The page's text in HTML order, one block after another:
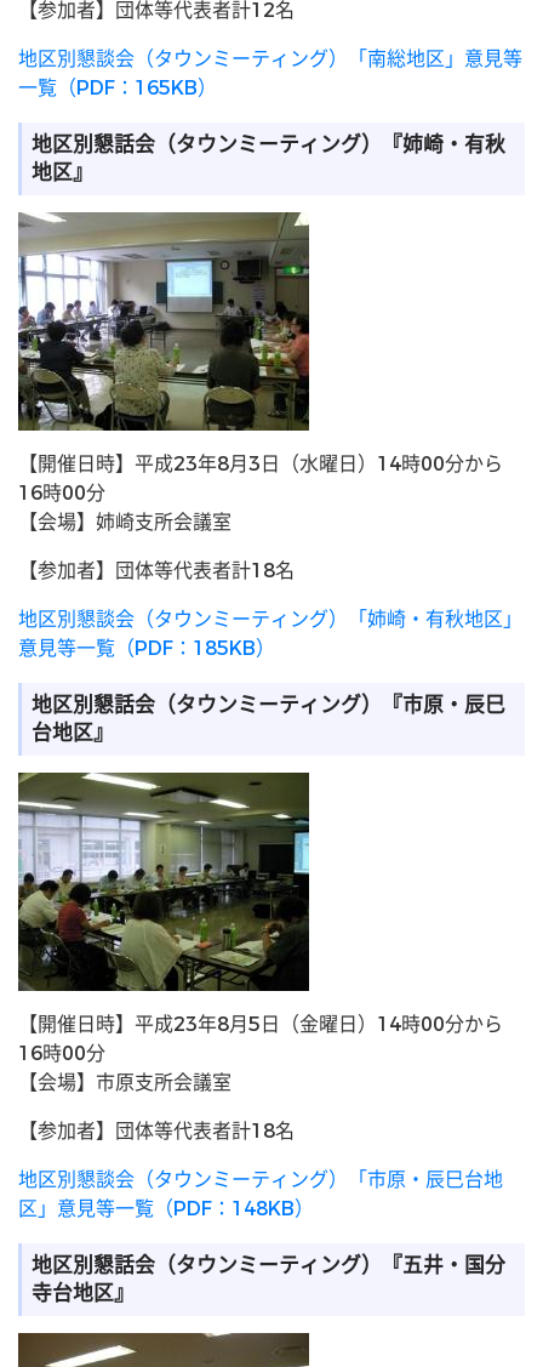
【参加者】団体等代表者計12名
地区別懇談会（タウンミーティング）「南総地区」意見等
一覧（PDF：165KB）
地区別懇話会（タウンミーティング）『姉崎・有秋
地区』
【開催日時】平成23年8月3日（水曜日）14時00分から
16時00分
【会場】姉崎支所会議室
【参加者】団体等代表者計18名
地区別懇談会（タウンミーティング）「姉崎・有秋地区」
意見等一覧（PDF：185KB）
地区別懇話会（タウンミーティング）『市原・辰巳
台地区』
【開催日時】平成23年8月5日（金曜日）14時00分から
16時00分
【会場】市原支所会議室
【参加者】団体等代表者計18名
地区別懇談会（タウンミーティング）「市原・辰巳台地
区」意見等一覧（PDF：148KB）
地区別懇話会（タウンミーティング）『五井・国分
寺台地区』